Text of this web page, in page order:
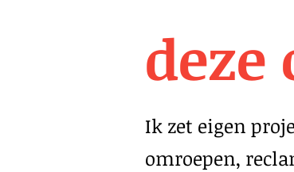
deze
Ik zet eigen
omroepen,